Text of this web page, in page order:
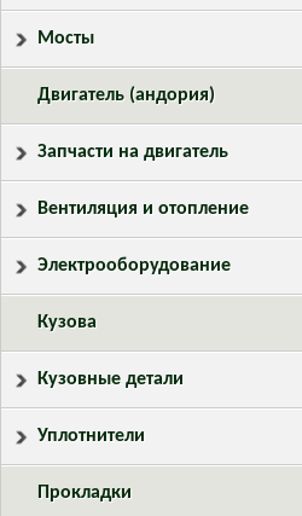
Мосты
Двигатель (андория)
Запчасти на двигатель
Вентиляция и отопление
Электрооборудование
Кузова
Кузовные детали
Уплотнители
Прокладки